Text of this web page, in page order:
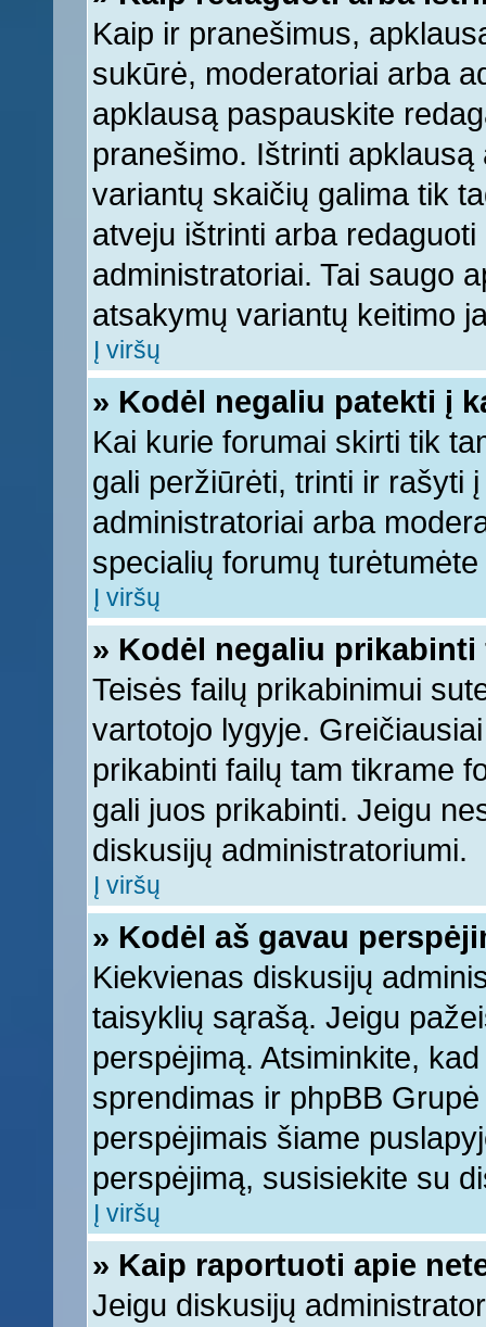
Kaip ir pranešimus,
sukūrė, moderatoriai arba
apklausą paspauskite
pranešimo. Ištrinti
variantų skaičių galima tik
atveju ištrinti arba
administratoriai. Tai saugo
atsakymų variantų keitimo
Į viršų
» Kodėl negaliu patekti į
Kai kurie forumai skirti tik
gali peržiūrėti, trinti ir rašyti
administratoriai arba
specialių forumų
Į viršų
» Kodėl negaliu prikabinti
Teisės failų prikabinimui
vartotojo lygyje.
prikabinti failų tam tikrame
gali juos prikabinti. Jeigu
diskusijų administratoriumi.
Į viršų
» Kodėl aš gavau
Kiekvienas diskusijų
taisyklių sąrašą. Jeigu
perspėjimą. Atsiminkite,
sprendimas ir phpBB
perspėjimais šiame
perspėjimą, susisiekite su
Į viršų
» Kaip raportuoti apie
Jeigu diskusijų